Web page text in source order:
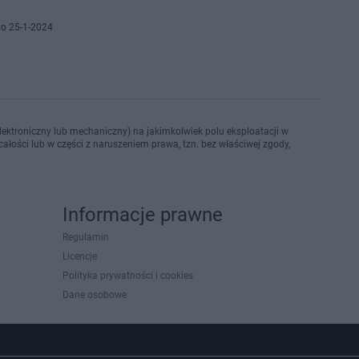
25-1-2024
lub mechaniczny) na jakimkolwiek polu eksploatacji w
lub w części z naruszeniem prawa, tzn. bez właściwej zgody,
Informacje prawne
Regulamin
Licencje
Polityka prywatności i cookies
Dane osobowe